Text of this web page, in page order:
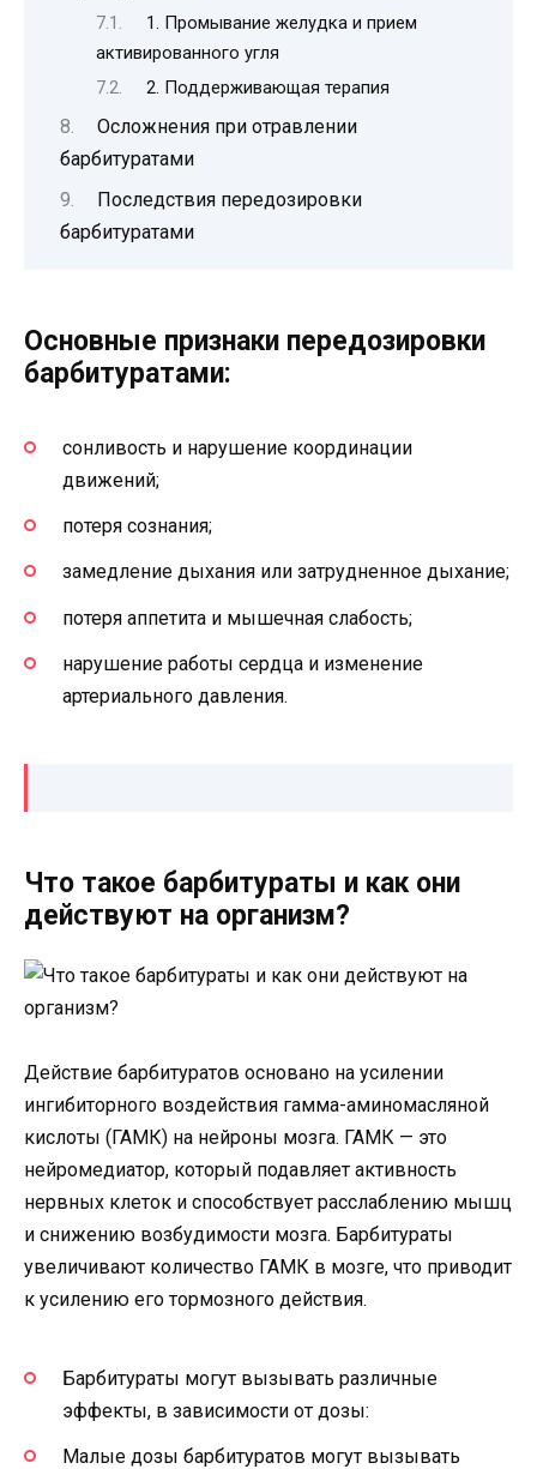
1. Промывание желудка и прием
активированного угля
2. Поддерживающая терапия
Осложнения при отравлении
барбитуратами
Последствия передозировки
барбитуратами
Основные признаки передозировки
барбитуратами:
сонливость и нарушение координации
движений;
потеря сознания;
замедление дыхания или затрудненное дыхание;
потеря аппетита и мышечная слабость;
нарушение работы сердца и изменение
артериального давления.
Что такое барбитураты и как они
действуют на организм?
Действие барбитуратов основано на усилении
ингибиторного воздействия гамма-аминомасляной
кислоты (ГАМК) на нейроны мозга. ГАМК — это
нейромедиатор, который подавляет активность
нервных клеток и способствует расслаблению мышц
и снижению возбудимости мозга. Барбитураты
увеличивают количество ГАМК в мозге, что приводит
к усилению его тормозного действия.
Барбитураты могут вызывать различные
эффекты, в зависимости от дозы:
Малые дозы барбитуратов могут вызывать